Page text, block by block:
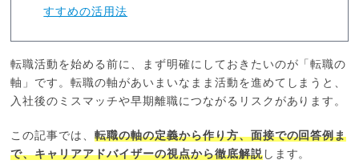
すすめの活用法
転職活動を始める前に、まず明確にしておきたいのが「転職の
軸」です。転職の軸があいまいなまま活動を進めてしまうと、
入社後のミスマッチや早期離職につながるリスクがあります。
この記事では、転職の軸の定義から作り方、面接での回答例ま
で、キャリアアドバイザーの視点から徹底解説します。